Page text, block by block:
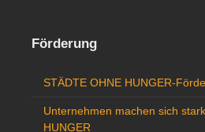
Förderung
STÄDTE OHNE HUNGER-
Unternehmen machen sich
HUNGER